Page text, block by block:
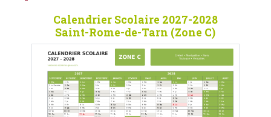
Calendrier Scolaire 2027-2028
Saint-Rome-de-Tarn (Zone C)